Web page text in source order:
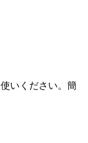
いください。簡